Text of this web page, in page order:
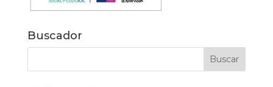
Buscador